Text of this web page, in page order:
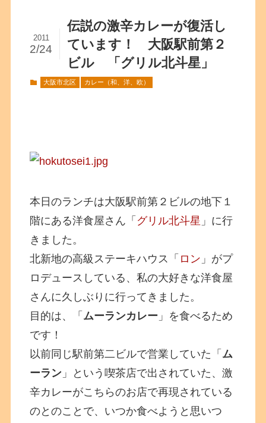
伝説の激辛カレーが復活し
ています！ 大阪駅前第２
ビル 「グリル北斗星」
2011
2/24
大阪市北区 カレー（和、洋、欧）
本日のランチは大阪駅前第２ビルの地下１
階にある洋食屋さん「 グリル北斗星 」に行
きました。
北新地の高級ステーキハウス「 ロン 」がプ
ロデュースしている、私の大好きな洋食屋
さんに久しぶりに行ってきました。
目的は、「 ムーランカレー 」を食べるため
です！
以前同じ駅前第二ビルで営業していた「 ム
ーラン 」という喫茶店で出されていた、激
辛カレーがこちらのお店で再現されている
のとのことで、いつか食べようと思いつ